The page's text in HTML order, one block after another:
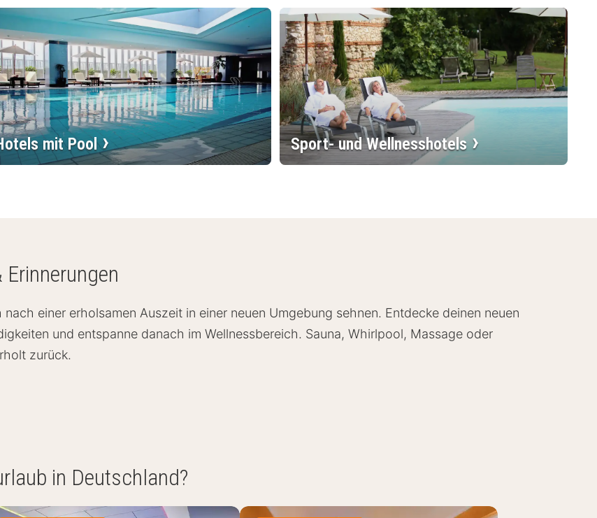
mit Pool Sport- und Wellnesshotels
einer erholsamen Auszeit in einer neuen Umgebung sehnen. Entdecke deinen neuen
und entspanne danach im Wellnessbereich. Sauna, Whirlpool, Massage oder
zurück.
in Deutschland?